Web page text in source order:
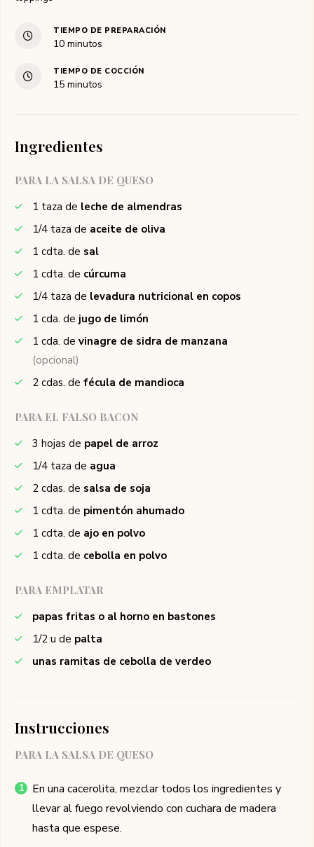
TIEMPO DE PREPARACIÓN
10 minutos
TIEMPO DE COCCIÓN
15 minutos
Ingredientes
PARA LA SALSA DE QUESO
1 taza de leche de almendras
1/4 taza de aceite de oliva
1 cdta. de sal
1 cdta. de cúrcuma
1/4 taza de levadura nutricional en copos
1 cda. de jugo de limón
1 cda. de vinagre de sidra de manzana
(opcional)
2 cdas. de fécula de mandioca
PARA EL FALSO BACON
3 hojas de papel de arroz
1/4 taza de agua
2 cdas. de salsa de soja
1 cdta. de pimentón ahumado
1 cdta. de ajo en polvo
1 cdta. de cebolla en polvo
PARA EMPLATAR
papas fritas o al horno en bastones
1/2 u de palta
unas ramitas de cebolla de verdeo
Instrucciones
PARA LA SALSA DE QUESO
En una cacerolita, mezclar todos los ingredientes y
llevar al fuego revolviendo con cuchara de madera
hasta que espese.